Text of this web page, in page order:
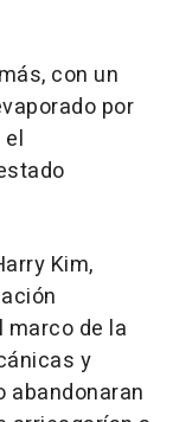
con un
por
Kim,
marco de la
y
abandonaran